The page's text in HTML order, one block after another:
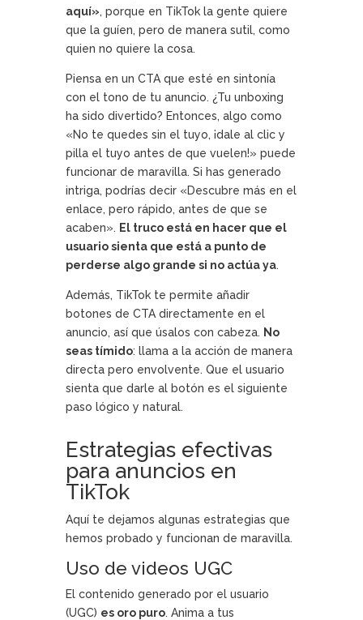
aquí», porque en TikTok la gente quiere
que la guíen, pero de manera sutil, como
quien no quiere la cosa.
Piensa en un CTA que esté en sintonía
con el tono de tu anuncio. ¿Tu unboxing
ha sido divertido? Entonces, algo como
«No te quedes sin el tuyo, ¡dale al clic y
pilla el tuyo antes de que vuelen!» puede
funcionar de maravilla. Si has generado
intriga, podrías decir «Descubre más en el
enlace, pero rápido, antes de que se
acaben». El truco está en hacer que el
usuario sienta que está a punto de
perderse algo grande si no actúa ya.
Además, TikTok te permite añadir
botones de CTA directamente en el
anuncio, así que úsalos con cabeza. No
seas tímido: llama a la acción de manera
directa pero envolvente. Que el usuario
sienta que darle al botón es el siguiente
paso lógico y natural.
Estrategias efectivas
para anuncios en
TikTok
Aquí te dejamos algunas estrategias que
hemos probado y funcionan de maravilla.
Uso de videos UGC
El contenido generado por el usuario
(UGC) es oro puro. Anima a tus